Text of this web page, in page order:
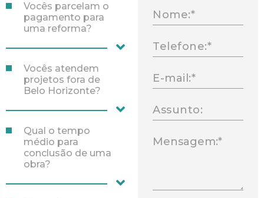
Vocês parcelam o
pagamento para
uma reforma?
Vocês atendem
projetos fora de
Belo Horizonte?
Qual o tempo
médio para
conclusão de uma
obra?